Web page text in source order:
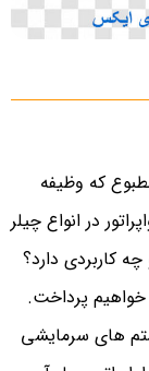
که وظیفه
در انواع چیلر
کاربردی دارد؟
پرداخت.
های سرمایشی